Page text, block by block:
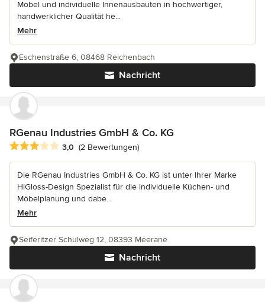
Möbel und individuelle Innenausbauten in hochwertiger,
handwerklicher Qualität he...
Mehr
Nachricht
Eschenstraße 6, 08468 Reichenbach
RGenau Industries GmbH & Co. KG
Durchschnittliche Bewertung: 3 von 5 Sternen
3,0 (2 Bewertungen)
Die RGenau Industries GmbH & Co. KG ist unter Ihrer Marke
HiGloss-Design Spezialist für die individuelle Küchen- und
Möbelplanung und dabe...
Mehr
Nachricht
Seiferitzer Schulweg 12, 08393 Meerane